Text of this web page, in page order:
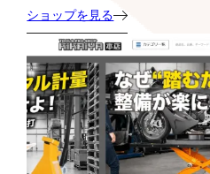
ショップを見る